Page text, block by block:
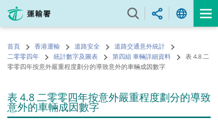
內
的
開
始
首頁 香港運輸 道路安全
道路交通意外統計
二零零四年
統計數字及圖表 第四組 車輛詳細資料
表 4.8 二
零零四年按意外嚴重程度劃分的導致意外的車輛成因數字
表 4.8 二零零四年按意外嚴重程度劃分的導致
意外的車輛成因數字